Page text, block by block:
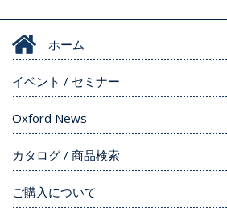
ホーム
イベント / セミナー
Oxford News
カタログ / 商品検索
ご購入について